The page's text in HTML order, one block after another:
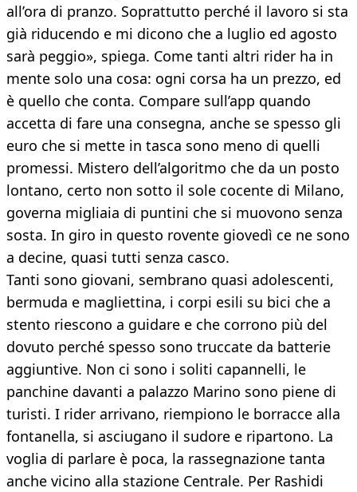
all’ora di pranzo. Soprattutto perché il lavoro si sta
già riducendo e mi dicono che a luglio ed agosto
sarà peggio», spiega. Come tanti altri rider ha in
mente solo una cosa: ogni corsa ha un prezzo, ed
è quello che conta. Compare sull’app quando
accetta di fare una consegna, anche se spesso gli
euro che si mette in tasca sono meno di quelli
promessi. Mistero dell’algoritmo che da un posto
lontano, certo non sotto il sole cocente di Milano,
governa migliaia di puntini che si muovono senza
sosta. In giro in questo rovente giovedì ce ne sono
a decine, quasi tutti senza casco.
Tanti sono giovani, sembrano quasi adolescenti,
bermuda e magliettina, i corpi esili su bici che a
stento riescono a guidare e che corrono più del
dovuto perché spesso sono truccate da batterie
aggiuntive. Non ci sono i soliti capannelli, le
panchine davanti a palazzo Marino sono piene di
turisti. I rider arrivano, riempiono le borracce alla
fontanella, si asciugano il sudore e ripartono. La
voglia di parlare è poca, la rassegnazione tanta
anche vicino alla stazione Centrale. Per Rashidi